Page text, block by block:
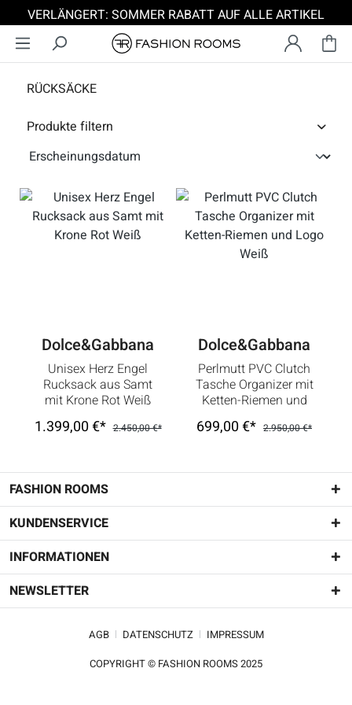
Zum Hauptinhalt springen
VERLÄNGERT: SOMMER RABATT AUF ALLE ARTIKEL
RÜCKSÄCKE
Produkte filtern
Dolce&Gabbana
Unisex Herz Engel
Rucksack aus Samt
mit Krone Rot Weiß
1.399,00 €* 2.450,00 €*
Dolce&Gabbana
Perlmutt PVC Clutch
Tasche Organizer mit
Ketten-Riemen und
Logo Weiß
699,00 €* 2.950,00 €*
FASHION ROOMS
KUNDENSERVICE
INFORMATIONEN
NEWSLETTER
AGB DATENSCHUTZ
IMPRESSUM
COPYRIGHT © FASHION ROOMS 2025